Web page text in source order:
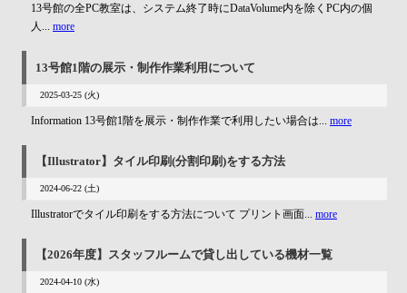
13号館の全PC教室は、システム終了時にDataVolume内を除くPC内の個
人... more
13号館1階の展示・制作作業利用について
2025-03-25 (火)
Information 13号館1階を展示・制作作業で利用したい場合は... more
【Illustrator】タイル印刷(分割印刷)をする方法
2024-06-22 (土)
Illustratorでタイル印刷をする方法について プリント画面... more
【2026年度】スタッフルームで貸し出している機材一覧
2024-04-10 (水)